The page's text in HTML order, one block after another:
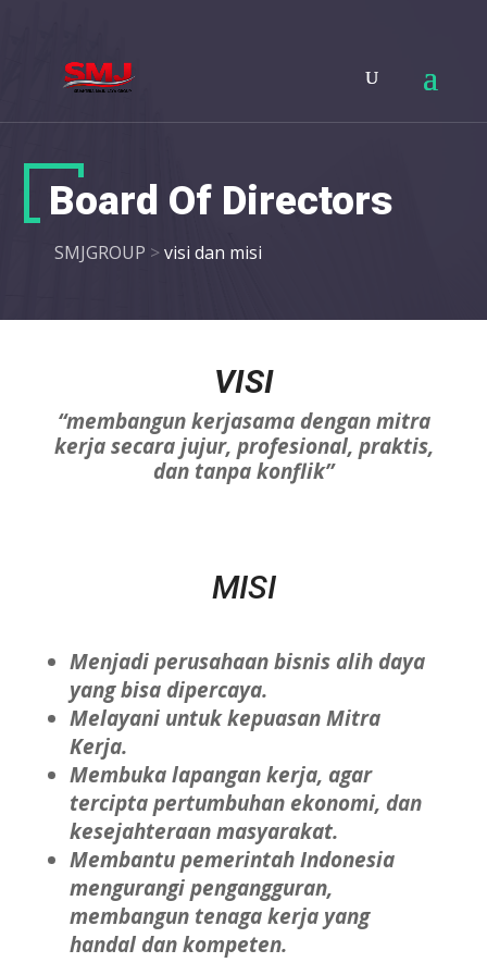
Board Of Directors
SMJGROUP >visi dan misi
VISI
“membangun kerjasama dengan mitra
kerja secara jujur, profesional, praktis,
dan tanpa konflik”
MISI
Menjadi perusahaan bisnis alih daya
yang bisa dipercaya.
Melayani untuk kepuasan Mitra
Kerja.
Membuka lapangan kerja, agar
tercipta pertumbuhan ekonomi, dan
kesejahteraan masyarakat.
Membantu pemerintah Indonesia
mengurangi pengangguran,
membangun tenaga kerja yang
handal dan kompeten.